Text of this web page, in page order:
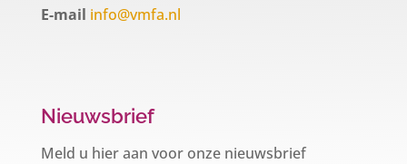
E-mail info@vmfa.nl
Nieuwsbrief
Meld u hier aan voor onze nieuwsbrief